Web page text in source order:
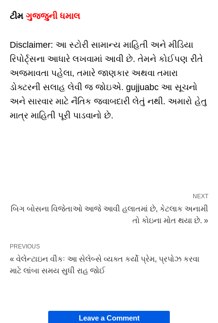
ટીમ ગુજ્જુની ધમાલ
Disclaimer: આ સ્ટોરી સામાન્ય માહિતી અને મીડિયા
રિપોર્ટ્સના આધારે લખવામાં આવી છે. તેમને કોઈપણ રીતે
અજમાવતા પહેલા, તમારે જાણકાર અથવા તમારા
ડોક્ટરની સલાહ લેવી જ જોઇએ. gujjuabc આ સૂચનો
અને સારવાર માટે નૈતિક જવાબદારી લેતું નથી. અમારો હેતુ
માત્ર માહિતી પૂરી પાડવાનો છે.
NEXT
બિગ બોસના વિજેતાઓ આજે આવી હલાતમાં છે, કેટલાક અનામી
તો કોઇના મોત થયા છે. »
PREVIOUS
« વેલેન્ટાઇન વીકઃ આ સેલેબ્સે વ્યક્ત કર્યો પ્રેમ, પ્રપોઝ કરવા
માટે લાંબા સમય સુધી રાહ જોઈ
Leave a Comment